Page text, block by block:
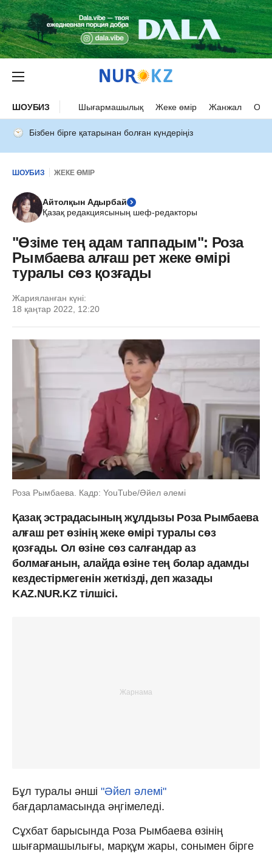
ШОУБИЗ Шығармашылық Жеке өмір Жанжал
Бізбен бірге қатарынан болған күндеріңіз
ШОУБИЗ ЖЕКЕ ӨМІР
Айтолқын Адырбай
Қазақ редакциясының шеф-редакторы
"Өзіме тең адам таппадым": Роза
Рымбаева алғаш рет жеке өмірі
туралы сөз қозғады
Жарияланған күні:
18 қаңтар 2022, 12:20
Роза Рымбаева. Кадр: YouTube/Әйел әлемі
Қазақ эстрадасының жұлдызы Роза Рымбаева
алғаш рет өзінің жеке өмірі туралы сөз
қозғады. Ол өзіне сөз салғандар аз
болмағанын, алайда өзіне тең болар адамды
кездестірмегенін жеткізді, деп жазады
KAZ.NUR.KZ тілшісі.
Бұл туралы әнші "Әйел әлемі"
бағдарламасында әңгімеледі.
Сұхбат барысында Роза Рымбаева өзінің
шығармашылығы, марқұм жары, сонымен бірге